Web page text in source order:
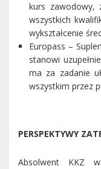
kurs zawodowy,
wszystkich
wykształcenie
Europass –
stanowi
ma za zadanie
wszystkim przez
PERSPEKTYWY
Absolwent KKZ